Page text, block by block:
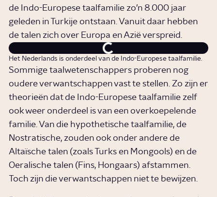
de Indo-Europese taalfamilie zo’n 8.000 jaar
geleden in Turkije ontstaan. Vanuit daar hebben
de talen zich over Europa en Azië verspreid.
Het Nederlands is onderdeel van de Indo-Europese taalfamilie.
Sommige taalwetenschappers proberen nog
oudere verwantschappen vast te stellen. Zo zijn er
theorieën dat de Indo-Europese taalfamilie zelf
ook weer onderdeel is van een overkoepelende
familie. Van die hypothetische taalfamilie, de
Nostratische, zouden ook onder andere de
Altaïsche talen (zoals Turks en Mongools) en de
Oeralische talen (Fins, Hongaars) afstammen.
Toch zijn die verwantschappen niet te bewijzen.